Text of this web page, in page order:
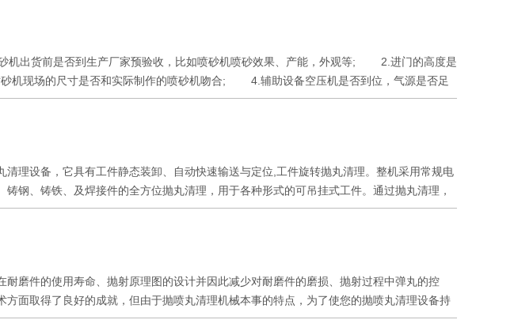
货前是否到生产厂家预验收，比如喷砂机喷砂效果、产能，外观等; 2.进门的高度是
现场的尺寸是否和实际制作的喷砂机吻合; 4.辅助设备空压机是否到位，气源是否足
砂的产品是否已经准备好; 7.磨料是否准备好 自动喷砂机出货前3大检修内容：
的过流面磨损情况，如发现可视的磨损痕迹时应进行更新; 2)检查喷嘴组件内喷嘴
在断开电源、气源和水源后、按照下述要求执行。 1)将储箱内的磨料收集，排净;
砂机的外露金属件涂上防锈油后，包装封存; 3、自动喷砂机运行时也需要维护保养
章操作; 2)在操作过程中，严禁将喷枪对向喷砂舱内的非工件部位进行喷射; 3)严
理设备，它具有工件静态装卸、自动快速输送与定位,工件旋转抛丸清理。整机采用常规电
钢、铸铁、及焊接件的全方位抛丸清理，用于各种形式的可吊挂式工件。通过抛丸清理，
，还可以消除工件的焊接应力，提高工件的抗疲劳强度，增加工件喷漆时的漆膜附着力，
用于冶金、石油、化工、机械等行业
磨件的使用寿命、抛射原理图的设计并因此减少对耐磨件的磨损、抛射过程中弹丸的控
面取得了良好的成就，但由于抛喷丸清理机械本事的特点，为了使您的抛喷丸清理设备持
丸设备的日常维护与安全检查工作。手把手把维护滚筒式抛丸机的方法教给您，这些方法